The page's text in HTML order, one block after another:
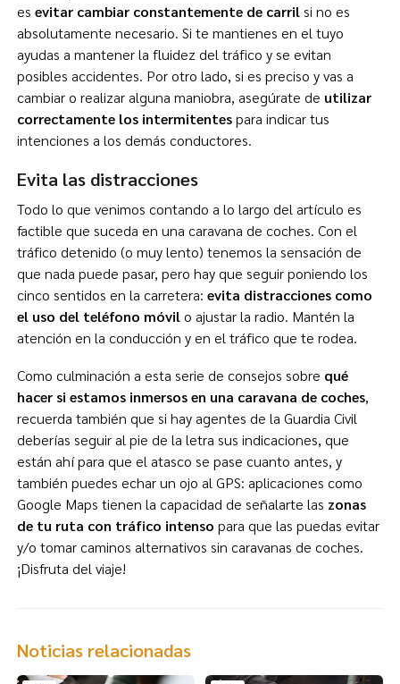
es evitar cambiar constantemente de carrilsi no es
absolutamente necesario. Si te mantienes en el tuyo
ayudas a mantener la fluidez del tráfico y se evitan
posibles accidentes. Por otro lado, si es preciso y vas a
cambiar o realizar alguna maniobra, asegúrate de utilizar
correctamente los intermitentespara indicar tus
intenciones a los demás conductores.
Evita las distracciones
Todo lo que venimos contando a lo largo del artículo es
factible que suceda en una caravana de coches. Con el
tráfico detenido (o muy lento) tenemos la sensación de
que nada puede pasar, pero hay que seguir poniendo los
cinco sentidos en la carretera: evita distracciones como
el uso del teléfono móvilo ajustar la radio. Mantén la
atención en la conducción y en el tráfico que te rodea.
Como culminación a esta serie de consejos sobre qué
hacer si estamos inmersos en una caravana de coches,
recuerda también que si hay agentes de la Guardia Civil
deberías seguir al pie de la letra sus indicaciones, que
están ahí para que el atasco se pase cuanto antes, y
también puedes echar un ojo al GPS: aplicaciones como
Google Maps tienen la capacidad de señalarte las zonas
de tu ruta con tráfico intenso para que las puedas evitar
y/o tomar caminos alternativos sin caravanas de coches.
¡Disfruta del viaje!
Noticias relacionadas